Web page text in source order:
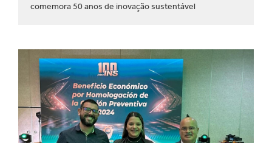
comemora 50 anos de inovação sustentável